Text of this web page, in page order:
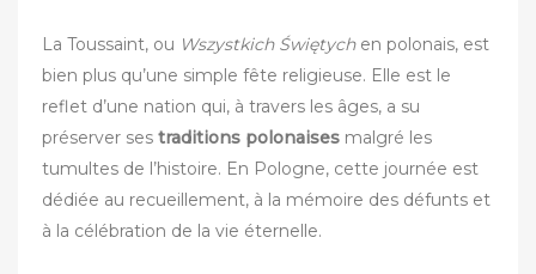
La Toussaint, ou Wszystkich Świętychen polonais, est
bien plus qu’une simple fête religieuse. Elle est le
reflet d’une nation qui, à travers les âges, a su
préserver ses traditions polonaises malgré les
tumultes de l’histoire. En Pologne, cette journée est
dédiée au recueillement, à la mémoire des défunts et
à la célébration de la vie éternelle.